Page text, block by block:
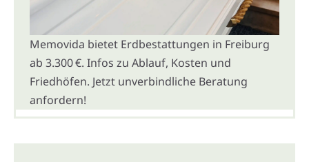
Memovida bietet Erdbestattungen in Freiburg
ab 3.300 €. Infos zu Ablauf, Kosten und
Friedhöfen. Jetzt unverbindliche Beratung
anfordern!